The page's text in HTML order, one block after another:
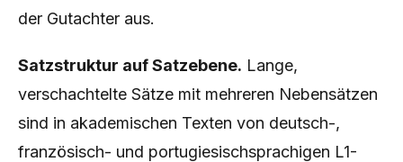
der Gutachter aus.
Satzstruktur auf Satzebene. Lange,
verschachtelte Sätze mit mehreren Nebensätzen
sind in akademischen Texten von deutsch-,
französisch- und portugiesischsprachigen L1-